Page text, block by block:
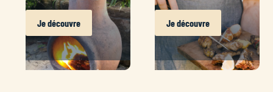
Je découvre Je découvre